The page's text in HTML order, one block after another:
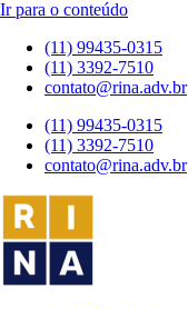
Ir para o conteúdo
(11) 99435-0315
(11) 3392-7510
contato@rina.adv.br
(11) 99435-0315
(11) 3392-7510
contato@rina.adv.br